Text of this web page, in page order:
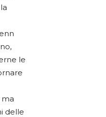
le
ma
delle